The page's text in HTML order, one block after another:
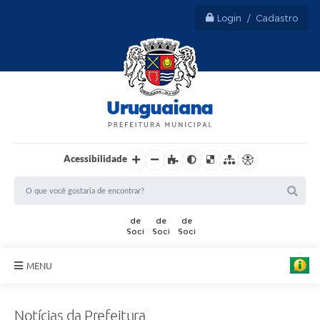
Login / Cadastro
Acessibilidade
MENU
Notícias da Prefeitura